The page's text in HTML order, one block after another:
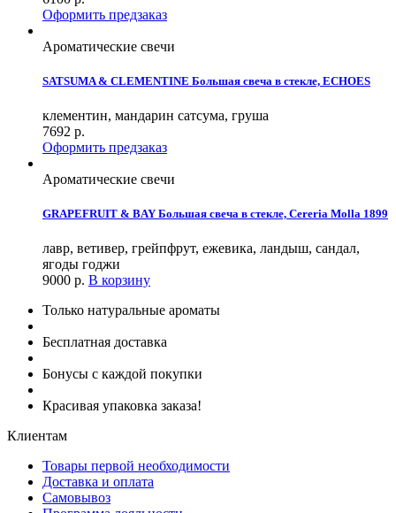
Оформить предзаказ
Ароматические свечи
SATSUMA & CLEMENTINE Большая свеча в стекле, ECHOES
клементин, мандарин сатсума, груша
7692 р.
Оформить предзаказ
Ароматические свечи
GRAPEFRUIT & BAY Большая свеча в стекле, Cereria Molla 1899
лавр, ветивер, грейпфрут, ежевика, ландыш, сандал,
ягоды годжи
9000 р. В корзину
Только натуральные ароматы
Бесплатная доставка
Бонусы с каждой покупки
Красивая упаковка заказа!
Клиентам
Товары первой необходимости
Доставка и оплата
Самовывоз